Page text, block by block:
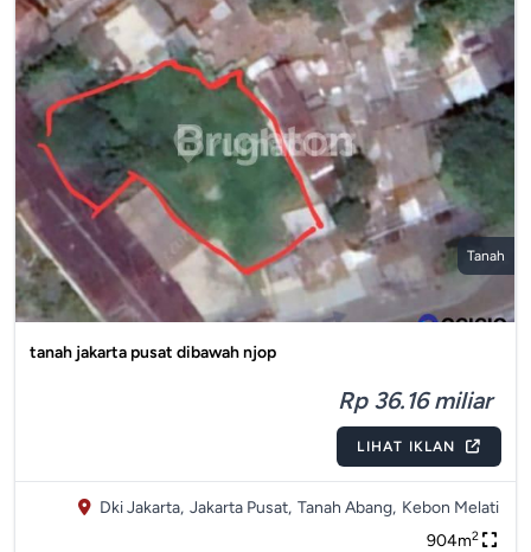
Tanah
tanah jakarta pusat dibawah njop
Rp 36.16 miliar
LIHAT IKLAN
Dki Jakarta, Jakarta Pusat, Tanah Abang, Kebon Melati
904m2